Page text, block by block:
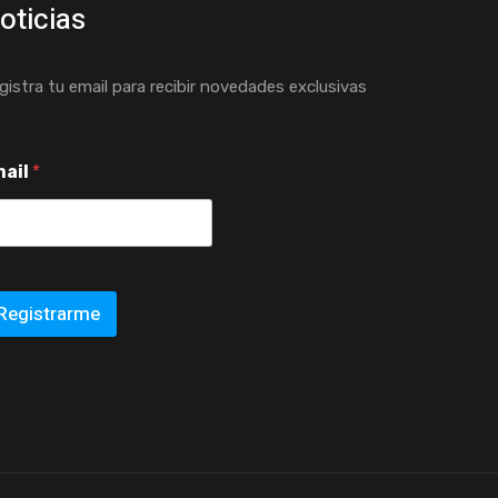
tu email para recibir novedades exclusivas
*